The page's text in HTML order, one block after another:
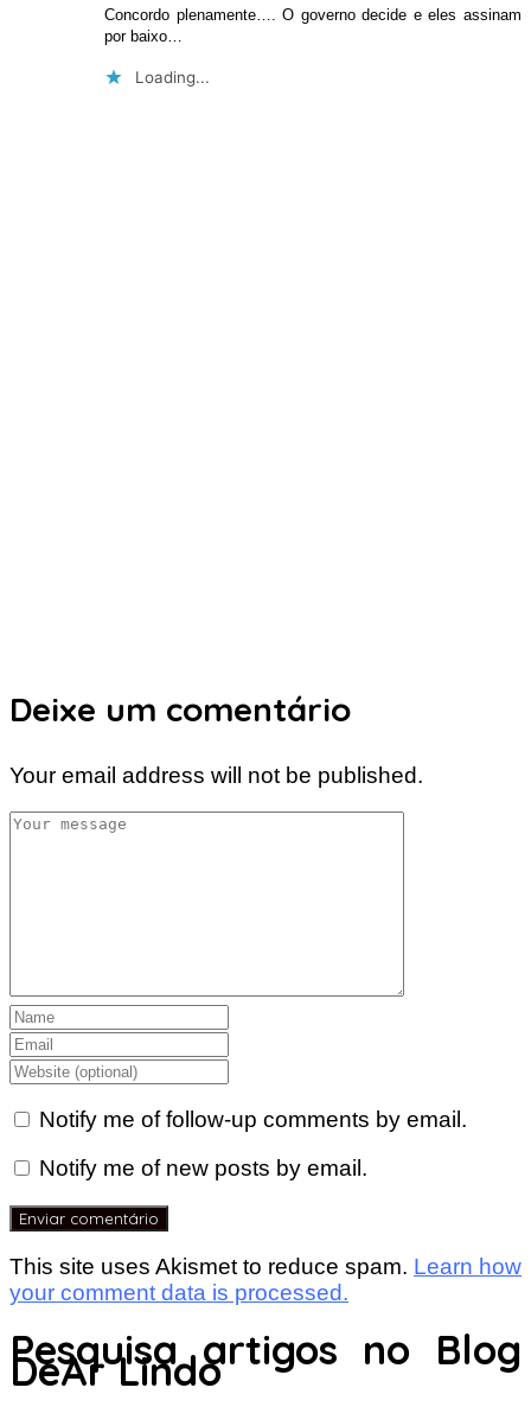
Concordo plenamente…. O governo decide e eles assinam
por baixo…
Loading...
Deixe um comentário
Your email address will not be published.
Notify me of follow-up comments by email.
Notify me of new posts by email.
This site uses Akismet to reduce spam. Learn how
your comment data is processed.
Pesquisa artigos no Blog
DeAr Lindo